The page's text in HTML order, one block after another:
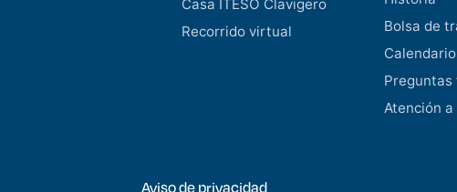
Casa ITESO Clavigero
Recorrido virtual
Bolsa de
Preguntas
Atención a
Aviso de privacidad